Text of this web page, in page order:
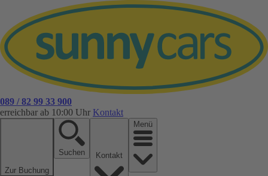
089 / 82 99 33 900
erreichbar ab 10:00 Uhr Kontakt
Zur Buchung
Suchen
Menü